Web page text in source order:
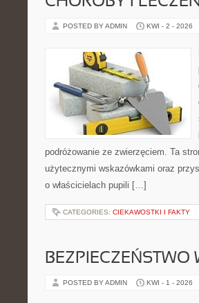
POSTED BY ADMIN KWI - 2 - 2026
podróżowanie ze zwierzęciem. Ta
użytecznymi wskazówkami oraz
o właścicielach pupili […]
CATEGORIES: CIEKAWOSTKI I FAKTY
BEZPIECZEŃSTWO
POSTED BY ADMIN KWI - 1 - 2026